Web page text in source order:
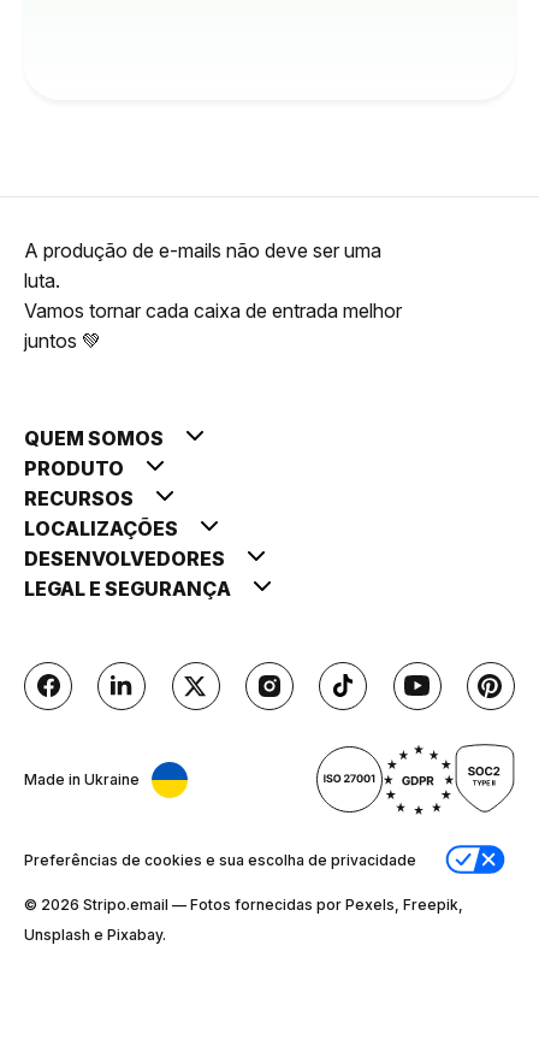
A produção de e-mails não deve ser uma
luta.
Vamos tornar cada caixa de entrada melhor
juntos 💚
QUEM SOMOS
PRODUTO
RECURSOS
LOCALIZAÇÕES
DESENVOLVEDORES
LEGAL E SEGURANÇA
Made in Ukraine
Preferências de cookies e sua escolha de privacidade
© 2026 Stripо.email — Fotos fornecidas por Pexels, Freepik,
Unsplash e Pixabay.